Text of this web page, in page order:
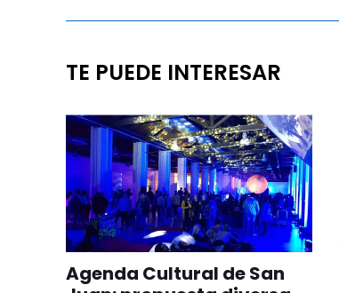
TE PUEDE INTERESAR
Agenda Cultural de San